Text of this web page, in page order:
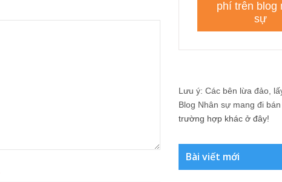
Lưu ý: Các bên lừa đảo,
Blog Nhân sự mang đi bán
trường hợp khác ở đây!
Bài viết mới